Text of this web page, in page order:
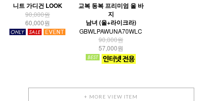
니트 가디건 LOOK
90,000원
60,000원
교복 동복 프리미엄 울 바
지
남녀 (울+라이크라)
GBWLPAWUNA70WLC
90,000원
57,000원
+ MORE VIEW ITEM